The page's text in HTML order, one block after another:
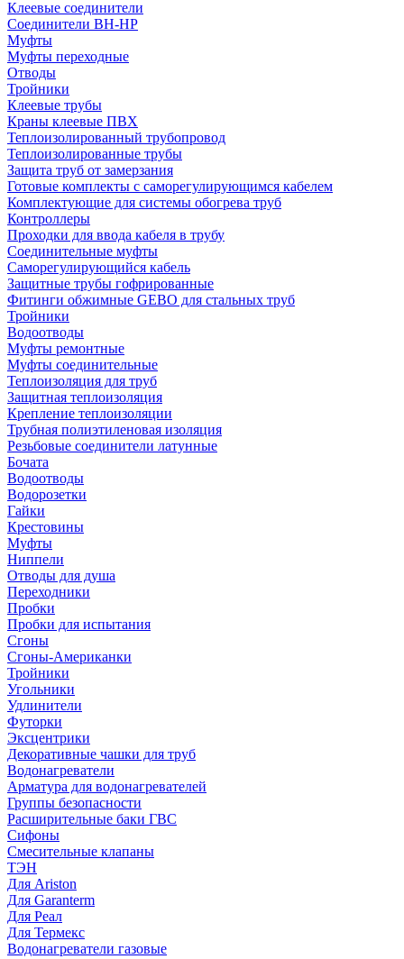
Клеевые соединители
Соединители ВН-НР
Муфты
Муфты переходные
Отводы
Тройники
Клеевые трубы
Краны клеевые ПВХ
Теплоизолированный трубопровод
Теплоизолированные трубы
Защита труб от замерзания
Готовые комплекты с саморегулирующимся кабелем
Комплектующие для системы обогрева труб
Контроллеры
Проходки для ввода кабеля в трубу
Соединительные муфты
Саморегулирующийся кабель
Защитные трубы гофрированные
Фитинги обжимные GEBO для стальных труб
Тройники
Водоотводы
Муфты ремонтные
Муфты соединительные
Теплоизоляция для труб
Защитная теплоизоляция
Крепление теплоизоляции
Трубная полиэтиленовая изоляция
Резьбовые соединители латунные
Бочата
Водоотводы
Водорозетки
Гайки
Крестовины
Муфты
Ниппели
Отводы для душа
Переходники
Пробки
Пробки для испытания
Сгоны
Сгоны-Американки
Тройники
Угольники
Удлинители
Футорки
Эксцентрики
Декоративные чашки для труб
Водонагреватели
Арматура для водонагревателей
Группы безопасности
Расширительные баки ГВС
Сифоны
Смесительные клапаны
ТЭН
Для Ariston
Для Garanterm
Для Реал
Для Термекс
Водонагреватели газовые